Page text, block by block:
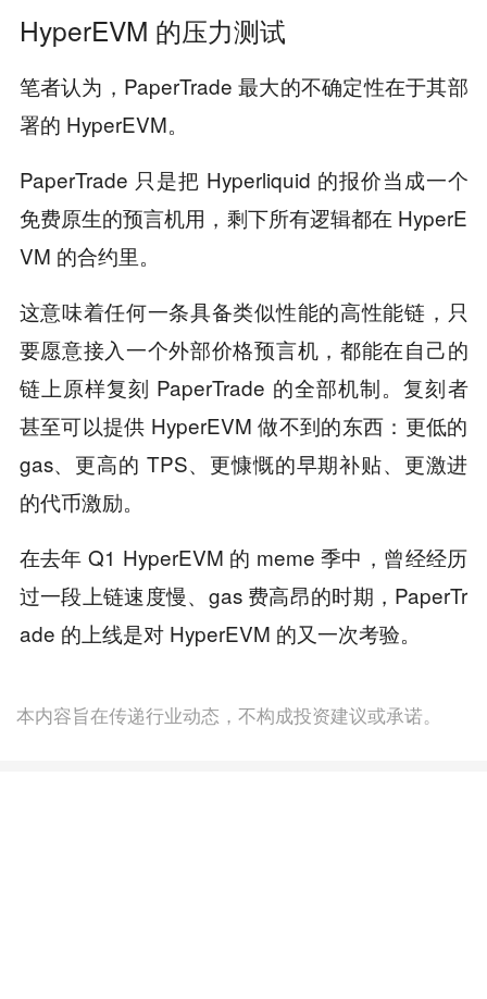
HyperEVM 的压力测试
笔者认为，PaperTrade 最大的不确定性在于其部
署的 HyperEVM。
PaperTrade 只是把 Hyperliquid 的报价当成一个
免费原生的预言机用，剩下所有逻辑都在 HyperE
VM 的合约里。
这意味着任何一条具备类似性能的高性能链，只
要愿意接入一个外部价格预言机，都能在自己的
链上原样复刻 PaperTrade 的全部机制。复刻者
甚至可以提供 HyperEVM 做不到的东西：更低的
gas、更高的 TPS、更慷慨的早期补贴、更激进
的代币激励。
在去年 Q1 HyperEVM 的 meme 季中，曾经经历
过一段上链速度慢、gas 费高昂的时期，PaperTr
ade 的上线是对 HyperEVM 的又一次考验。
本内容旨在传递行业动态，不构成投资建议或承诺。